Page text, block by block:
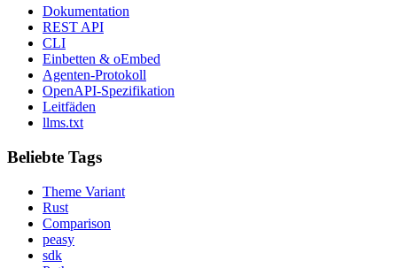
Dokumentation
REST API
CLI
Einbetten & oEmbed
Agenten-Protokoll
OpenAPI-Spezifikation
Leitfäden
llms.txt
Beliebte Tags
Theme Variant
Rust
Comparison
peasy
sdk